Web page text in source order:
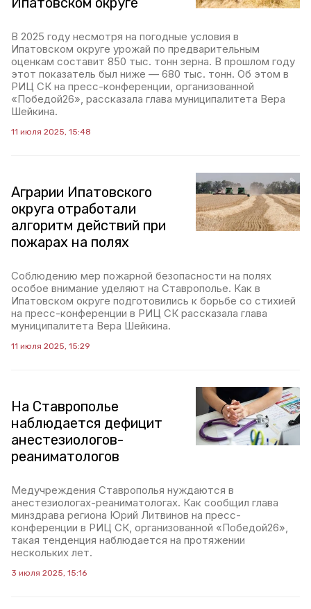
В 2025 году несмотря на погодные условия в
Ипатовском округе урожай по предварительным
оценкам составит 850 тыс. тонн зерна. В прошлом году
этот показатель был ниже — 680 тыс. тонн. Об этом в
РИЦ СК на пресс-конференции, организованной
«Победой26», рассказала глава муниципалитета Вера
Шейкина.
11 июля 2025, 15:48
Аграрии Ипатовского
округа отработали
алгоритм действий при
пожарах на полях
Соблюдению мер пожарной безопасности на полях
особое внимание уделяют на Ставрополье. Как в
Ипатовском округе подготовились к борьбе со стихией
на пресс-конференции в РИЦ СК рассказала глава
муниципалитета Вера Шейкина.
11 июля 2025, 15:29
На Ставрополье
наблюдается дефицит
анестезиологов-
реаниматологов
Медучреждения Ставрополья нуждаются в
анестезиологах-реаниматологах. Как сообщил глава
минздрава региона Юрий Литвинов на пресс-
конференции в РИЦ СК, организованной «Победой26»,
такая тенденция наблюдается на протяжении
нескольких лет.
3 июля 2025, 15:16